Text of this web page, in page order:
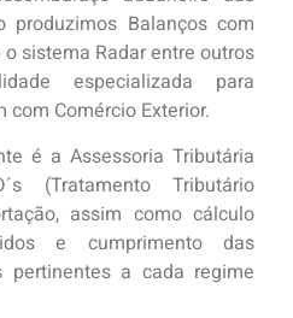
produzimos Balanços com
sistema Radar entre outros
especializada para
com Comércio Exterior.
é a Assessoria Tributária
(Tratamento Tributário
assim como cálculo
e cumprimento das
pertinentes a cada regime